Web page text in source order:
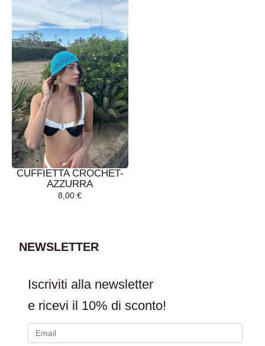
CUFFIETTA CROCHET-
AZZURRA
8,00€
NEWSLETTER
Iscriviti alla newsletter
e ricevi il 10% di sconto!